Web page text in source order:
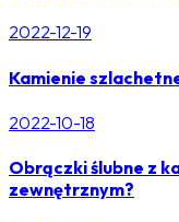
2022-12-19
Kamienie
2022-10-18
Obrączki ślubne z
zewnętrznym?